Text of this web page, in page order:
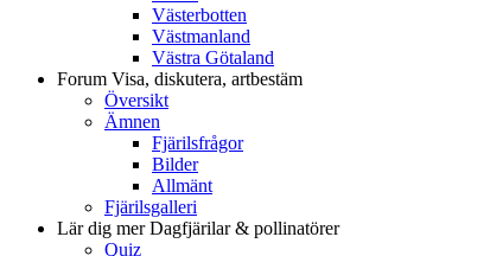
Västerbotten
Västmanland
Västra Götaland
Forum Visa, diskutera, artbestäm
Översikt
Ämnen
Fjärilsfrågor
Bilder
Allmänt
Fjärilsgalleri
Lär dig merDagfjärilar & pollinatörer
Quiz